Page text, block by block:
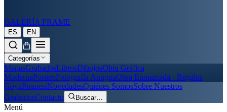
GALERÍA FRAME
ES | EN
Categorías
MapasGrabadosLibrosDibujosObra Gráfica
ModernaPostersFotografía AntiguaObra Enmarcada - Regalos
GoyaPiranesiNovedadesQuiénes SomosSobre Nuestros
GrabadosContacto Buscar…
Menú